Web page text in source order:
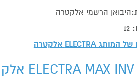
היבואן הרשמי אלקטרה
12
של המותגELECTRA אלקטרה